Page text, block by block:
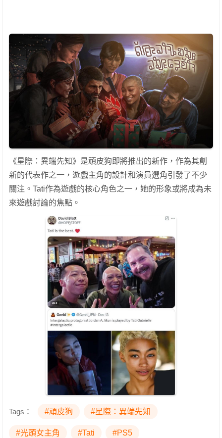
《星際：異端先知》是頑皮狗即將推出的新作，作為其創
新的代表作之一，遊戲主角的設計和演員選角引發了不少
關注。Tati作為遊戲的核心角色之一，她的形象或將成為未
來遊戲討論的焦點。
Tags： #頑皮狗 #星際：異端先知
#光頭女主角 #Tati #PS5